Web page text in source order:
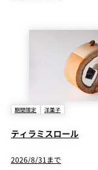
期間限定 洋菓子
ティラミスロール
2026/8/31まで